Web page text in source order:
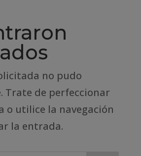
no pudo
Trate de perfeccionar
o utilice la navegación
la entrada.